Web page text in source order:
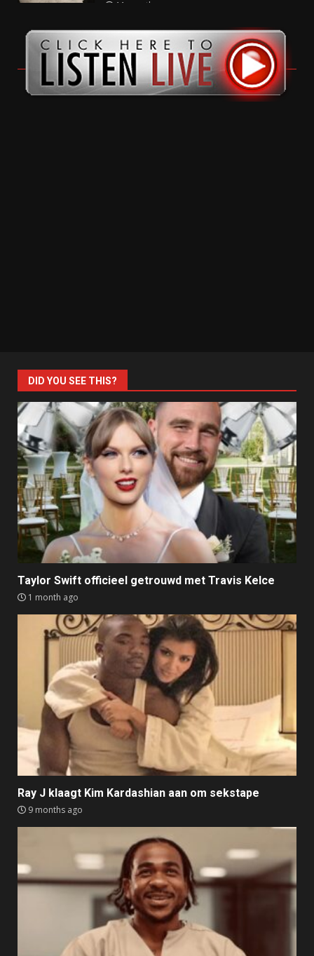
11 months ago
DID YOU SEE THIS?
Taylor Swift officieel getrouwd met Travis Kelce
1 month ago
Ray J klaagt Kim Kardashian aan om sekstape
9 months ago